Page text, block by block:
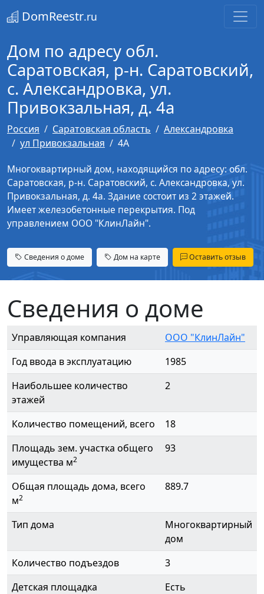
DomReestr.ru
Дом по адресу обл.
Саратовская, р-н. Саратовский,
с. Александровка, ул.
Привокзальная, д. 4а
Россия Саратовская область
Александровка
ул Привокзальная
4А
Многоквартирный дом, находящийся по адресу: обл.
Саратовская, р-н. Саратовский, с. Александровка, ул.
Привокзальная, д. 4а. Здание состоит из 2 этажей.
Имеет железобетонные перекрытия. Под
управлением ООО "КлинЛайн".
Сведения о доме Дом на карте Оставить отзыв
Сведения о доме
Управляющая компания
ООО "КлинЛайн"
Год ввода в эксплуатацию
1985
Наибольшее количество
этажей
2
Количество помещений, всего
18
Площадь зем. участка общего
имущества м2
93
Общая площадь дома, всего
м2
889.7
Тип дома
Многоквартирный
дом
Количество подъездов
3
Детская площадка
Есть